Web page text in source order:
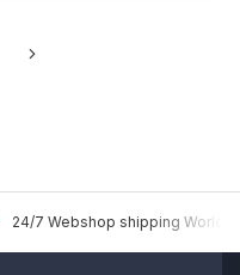
24/7 Webshop shipping